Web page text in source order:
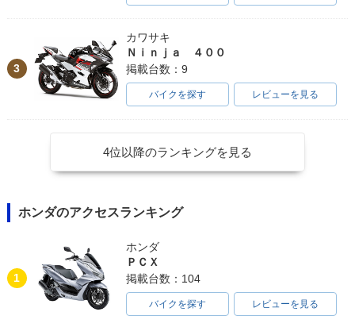
3
カワサキ
Ｎｉｎｊａ ４００
掲載台数：9
バイクを探す レビューを見る
4位以降のランキングを見る
ホンダのアクセスランキング
1
ホンダ
ＰＣＸ
掲載台数：104
バイクを探す レビューを見る